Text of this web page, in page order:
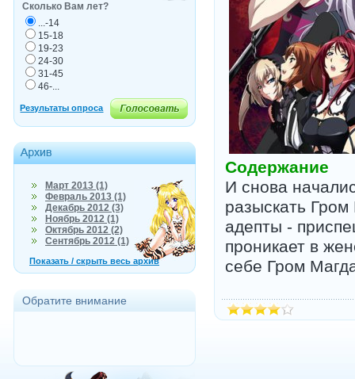
Содержание
И снова
разыскать
адепты -
проникает в
себе Гром
Сколько Вам лет?
...-14
15-18
19-23
24-30
31-45
46-...
Март 2013 (1)
Февраль 2013 (1)
Декабрь 2012 (3)
Ноябрь 2012 (1)
Октябрь 2012 (2)
Сентябрь 2012 (1)
Показать / скрыть весь архив
Обратите внимание